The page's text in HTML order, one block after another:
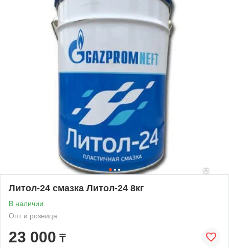
Литол-24 смазка Литол-24 8кг
В наличии
Опт и розница
23 000 ₸